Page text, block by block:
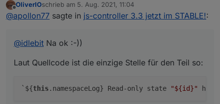
Laut Quellcode ist die einzige Stelle für den Teil so:
Offline
OliverIOschrieb am 5. Aug. 2021, 11:04
zuletzt editiert von
@apollon77 sagte in js-controller 3.3 jetzt im STABLE!:
@idlebit Na ok :-))
Laut Quellcode ist die einzige Stelle für den Teil so:
`${this .namespaceLog} Read-only state "${id}" has